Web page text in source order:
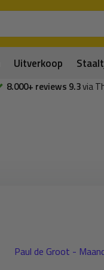
Uitverkoop
8.000+ reviews 9.3via
Paul de Groot -